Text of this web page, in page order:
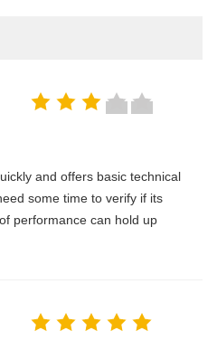
and offers basic technical
some time to verify if its
performance can hold up